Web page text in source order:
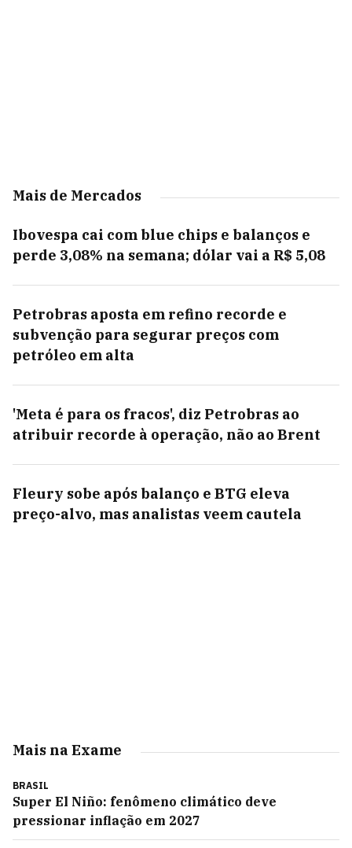
Mais de Mercados
Ibovespa cai com blue chips e balanços e
perde 3,08% na semana; dólar vai a R$ 5,08
Petrobras aposta em refino recorde e
subvenção para segurar preços com
petróleo em alta
'Meta é para os fracos', diz Petrobras ao
atribuir recorde à operação, não ao Brent
Fleury sobe após balanço e BTG eleva
preço-alvo, mas analistas veem cautela
Mais na Exame
BRASIL
Super El Niño: fenômeno climático deve
pressionar inflação em 2027